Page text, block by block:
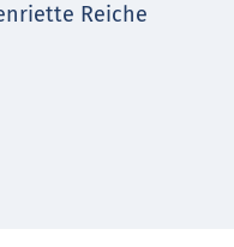
Reiche